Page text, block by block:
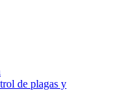
de plagas y